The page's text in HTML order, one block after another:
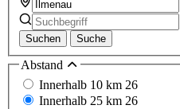
Suchen Suche
Abstand
Innerhalb 10 km 26
Innerhalb 25 km 26